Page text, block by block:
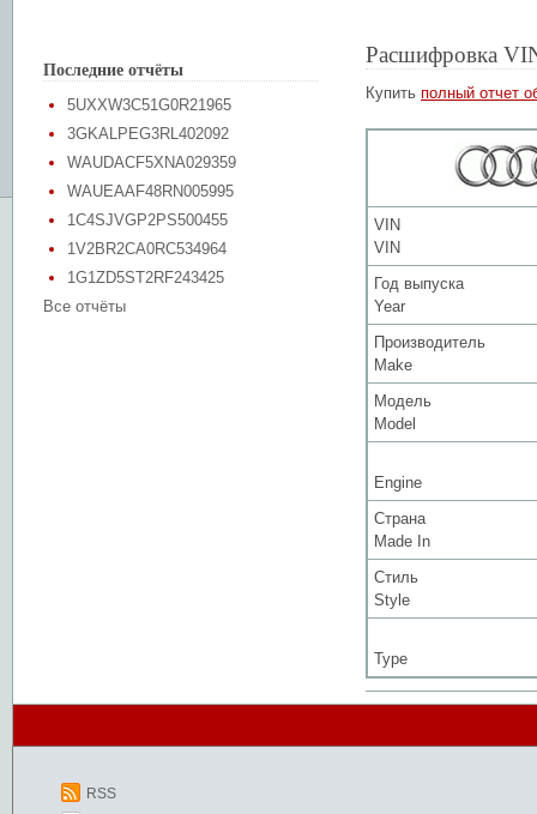
Последние отчёты
5UXXW3C51G0R21965
3GKALPEG3RL402092
WAUDACF5XNA029359
WAUEAAF48RN005995
1C4SJVGP2PS500455
1V2BR2CA0RC534964
1G1ZD5ST2RF243425
Все отчёты
Расшифровка
Купить полный отчет
VIN
VIN
Год выпуска
Year
Производитель
Make
Модель
Model
Engine
Страна
Made In
Стиль
Style
Type
RSS